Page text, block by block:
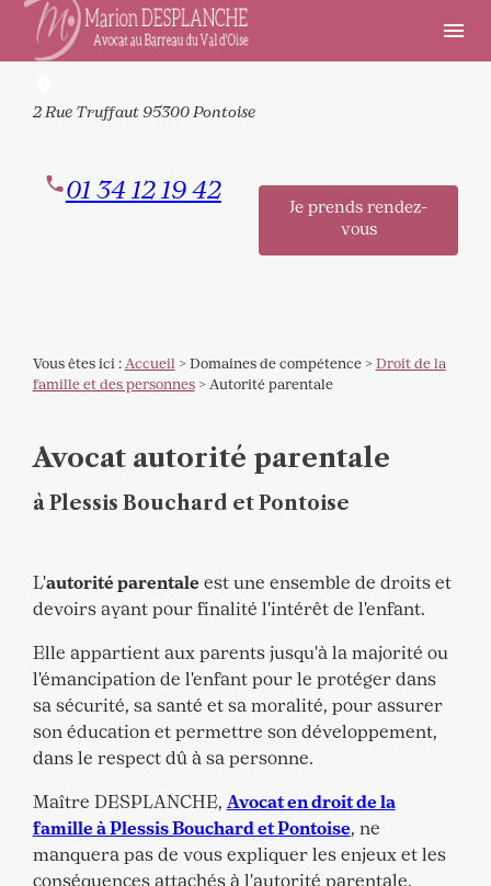
menu
2 Rue Truffaut 95300 Pontoise
01 34 12 19 42
Je prends rendez-
vous
Vous êtes ici : Accueil> Domaines de compétence> Droit de la
famille et des personnes> Autorité parentale
Avocat autorité parentale
à Plessis Bouchard et Pontoise
L'autorité parentale est une ensemble de droits et
devoirs ayant pour finalité l'intérêt de l'enfant.
Elle appartient aux parents jusqu'à la majorité ou
l'émancipation de l'enfant pour le protéger dans
sa sécurité, sa santé et sa moralité, pour assurer
son éducation et permettre son développement,
dans le respect dû à sa personne.
Maître DESPLANCHE, Avocat en droit de la
famille à Plessis Bouchard et Pontoise, ne
manquera pas de vous expliquer les enjeux et les
conséquences attachés à l'autorité parentale.
Panneau de gestion des cookies